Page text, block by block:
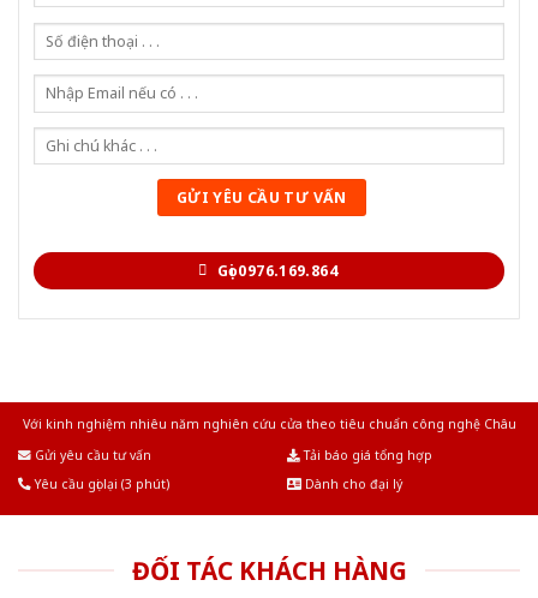
Gọi 0976.169.864
Với kinh nghiệm nhiêu năm nghiên cứu cửa theo tiêu chuẩn công nghệ Châu
Gửi yêu cầu tư vấn
Tải báo giá tổng hợp
Yêu cầu gọi lại (3 phút)
Dành cho đại lý
ĐỐI TÁC KHÁCH HÀNG